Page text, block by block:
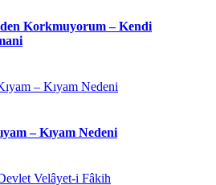
Korkmuyorum – Kendi
– Kıyam Nedeni